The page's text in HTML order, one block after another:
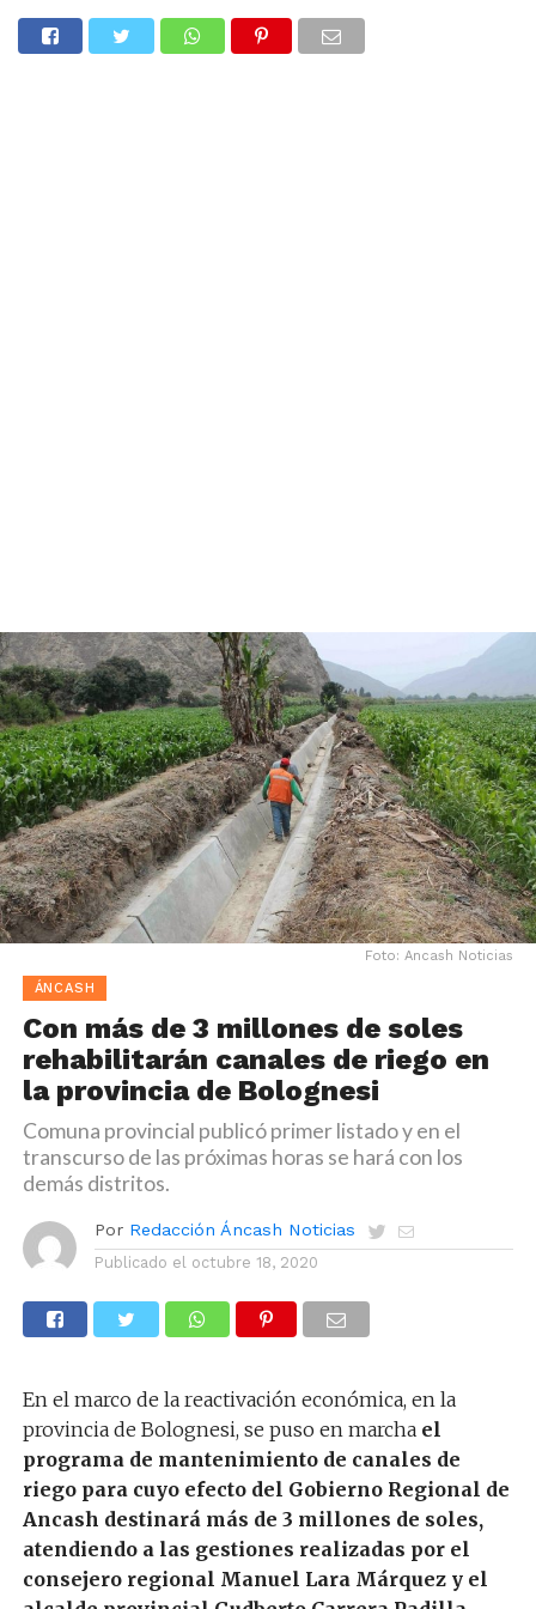
Foto: Ancash Noticias
ÁNCASH
Con más de 3 millones de soles
rehabilitarán canales de riego en
la provincia de Bolognesi
Comuna provincial publicó primer listado y en el
transcurso de las próximas horas se hará con los
demás distritos.
Por Redacción Áncash Noticias
Publicado el octubre 18, 2020
En el marco de la reactivación económica, en la
provincia de Bolognesi, se puso en marcha el
programa de mantenimiento de canales de
riego para cuyo efecto del Gobierno Regional de
Ancash destinará más de 3 millones de soles,
atendiendo a las gestiones realizadas por el
consejero regional Manuel Lara Márquez y el